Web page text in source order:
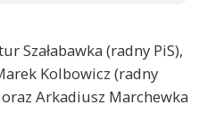
Szałabawka (radny PiS),
Kolbowicz (radny
Arkadiusz Marchewka